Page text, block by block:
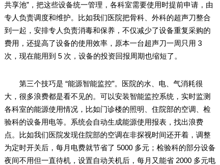
共享池”，把这些设备统一管理，各科室需要使用时提前申请，由
专人负责调度和维护。比如我们医院把骨科、外科的超声刀整合
到一起，安排专人负责消毒和保养，不仅减少了设备重复采购的
费用，还提高了设备的使用效率，原本一台超声刀一周只用 3
次，现在能用到 5 次，设备的投资回报周期也缩短了。
第三个技巧是 “能源智能监控”。医院的水、电、气消耗很
大，很多浪费都是看不见的。可以安装智能监控系统，实时监测
各科室的能源使用情况，比如门诊楼的照明、住院部的空调、检
验科的设备用电等。系统会自动生成能源使用报表，找出浪费
点。比如我们医院发现住院部的空调在非探视时间还开着，调整
为定时开关后，每月电费就节省了 5000 多元；检验科的部分设备
夜间不用但一直待机，设置自动关机后，每月又能省 2000 多元电